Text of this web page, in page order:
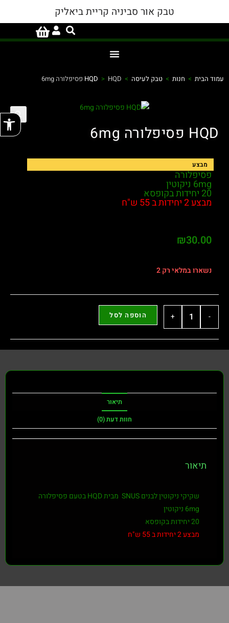
טבק אור סביניה קריית ביאליק
עמוד הבית > חנות > טבק לעיסה >
HQD > HQD פסיפלורה 6mg
מבצע
HQD פסיפלורה 6mg
פסיפלורה
6mg ניקוטין
20 יחידות בקופסא
מבצע 2 יחידות ב 55 ש"ח
₪30.00
נשארו במלאי רק 2
-
+ הוספה לסל
תיאור
חוות דעת (0)
תיאור
שקיקי ניקוטין לבנים SNUS מבית HQD בטעם פסיפלורה
6mg ניקוטין
20 יחידות בקופסא
מבצע 2 יחידות ב 55 ש"ח